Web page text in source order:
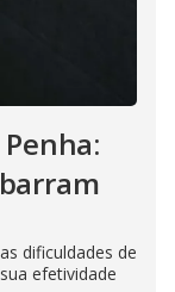
dificuldades de
efetividade